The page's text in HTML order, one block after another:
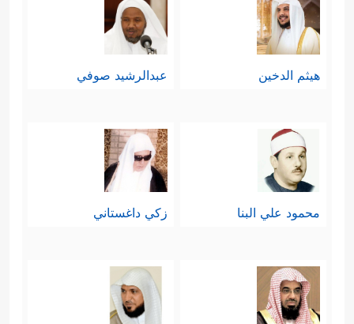
هيثم الدخين عبدالرشيد صوفي
محمود علي البنا زكي داغستاني